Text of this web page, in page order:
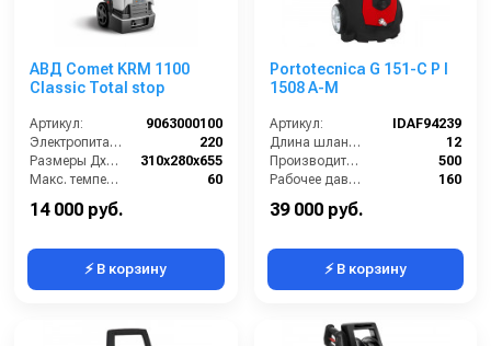
АВД Comet KRM 1100
Classic Total stop
Артикул:
9063000100
Электропитание (В):
220
Размеры ДхШхВ (мм):
310x280x655
Макс. температура воды на входе (°C):
60
Производительность (л/мин):
14 000 руб.
⚡ В корзину
Portotecnica G 151-C P I
1508 A-M
Артикул:
IDAF94239
Длина шланга ВД (м):
12
Производительность (л/ч):
500
Рабочее давление (бар):
160
Мощность (кВт):
39 000 руб.
⚡ В корзину